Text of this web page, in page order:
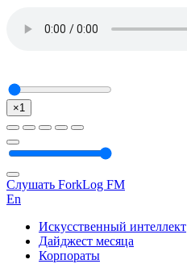
×1
Слушать ForkLog FM
En
Искусственный интеллект
Дайджест месяца
Корпораты